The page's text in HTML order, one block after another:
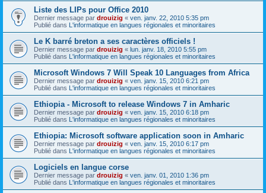
Liste des LIPs pour Office 2010
Dernier message par drouizig « ven. janv. 22, 2010 5:35 pm
Publié dans L'informatique en langues régionales et minoritaires
Le K barré breton a ses caractères officiels !
Dernier message par drouizig « lun. janv. 18, 2010 5:55 pm
Publié dans L'informatique en langues régionales et minoritaires
Microsoft Windows 7 Will Speak 10 Languages from Africa
Dernier message par drouizig « ven. janv. 15, 2010 6:21 pm
Publié dans L'informatique en langues régionales et minoritaires
Ethiopia - Microsoft to release Windows 7 in Amharic
Dernier message par drouizig « ven. janv. 15, 2010 6:18 pm
Publié dans L'informatique en langues régionales et minoritaires
Ethiopia: Microsoft software application soon in Amharic
Dernier message par drouizig « ven. janv. 15, 2010 6:17 pm
Publié dans L'informatique en langues régionales et minoritaires
Logiciels en langue corse
Dernier message par drouizig « ven. janv. 01, 2010 1:36 pm
Publié dans L'informatique en langues régionales et minoritaires